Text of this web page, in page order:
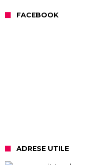
FACEBOOK
ADRESE UTILE